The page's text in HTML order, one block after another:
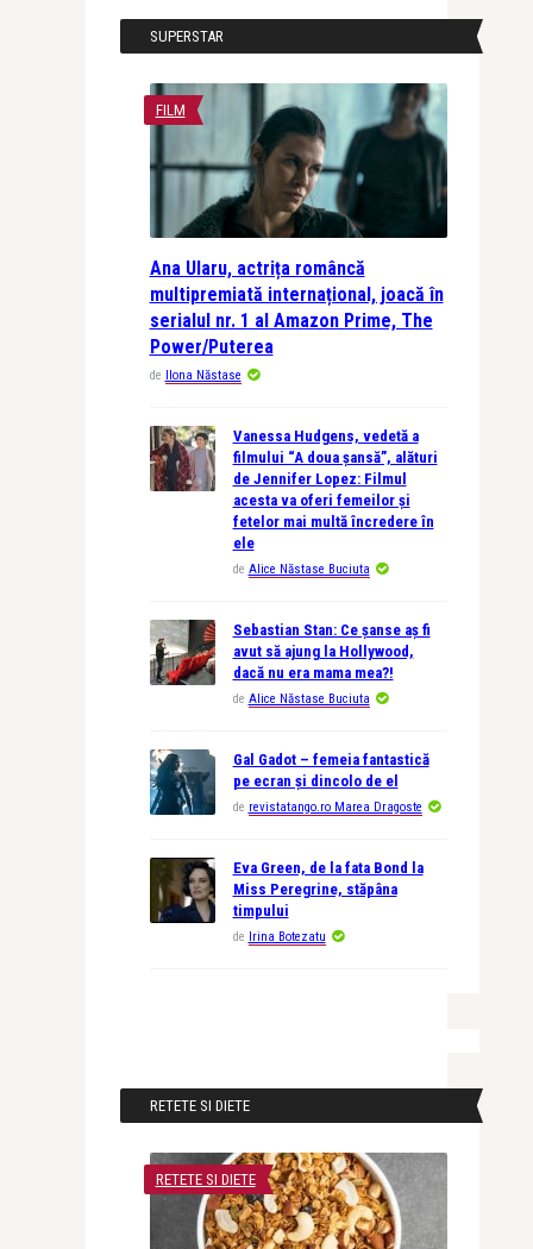
SUPERSTAR
FILM
Ana Ularu, actrița româncă
multipremiată internațional, joacă în
serialul nr. 1 al Amazon Prime, The
Power/Puterea
de Ilona Năstase
Vanessa Hudgens, vedetă a
filmului “A doua șansă”, alături
de Jennifer Lopez: Filmul
acesta va oferi femeilor și
fetelor mai multă încredere în
ele
de Alice Năstase Buciuta
Sebastian Stan: Ce șanse aș fi
avut să ajung la Hollywood,
dacă nu era mama mea?!
de Alice Năstase Buciuta
Gal Gadot – femeia fantastică
pe ecran și dincolo de el
de revistatango.ro Marea Dragoste
Eva Green, de la fata Bond la
Miss Peregrine, stăpâna
timpului
de Irina Botezatu
RETETE SI DIETE
RETETE SI DIETE